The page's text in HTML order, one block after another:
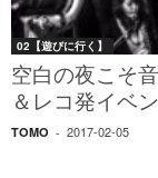
02【遊びに行く】
空白の夜こそ
＆レコ発イベ
TOMO - 2017-02-05